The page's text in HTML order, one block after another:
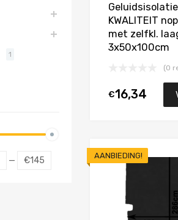
Geluidsisolatie
KWALITEIT
met zelfkl. laag
3x50x100cm
(0
€16,34
AANBIEDING!
1
— €145